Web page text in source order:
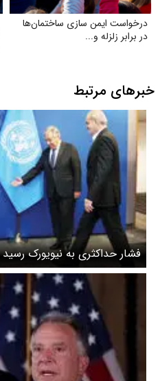
درخواست ایمن‌ سازی ساختمان‌ها
در برابر زلزله و...
خبرهای مرتبط
فشار حداکثری به نیویورک رسید